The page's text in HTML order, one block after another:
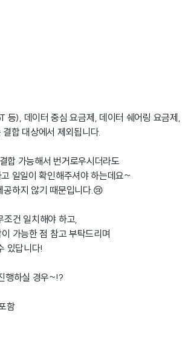
), 데이터 중심 요금제, 데이터 쉐어링 요금제,
합 대상에서 제외됩니다.
합 가능해서 번거로우시더라도
일일이 확인해주셔야 하는데요~
하지 않기 때문입니다.😢
건 일치해야 하고,
가능한 점 참고 부탁드리며
있답니다!
행하실 경우~!?
함